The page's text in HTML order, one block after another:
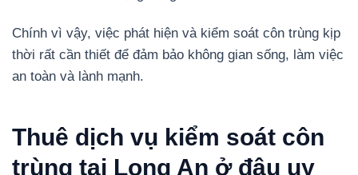
Chính vì vậy, việc phát hiện và kiểm soát côn trùng kịp
thời rất cần thiết để đảm bảo không gian sống, làm việc
an toàn và lành mạnh.
Thuê dịch vụ kiểm soát côn
trùng tại Long An ở đâu uy